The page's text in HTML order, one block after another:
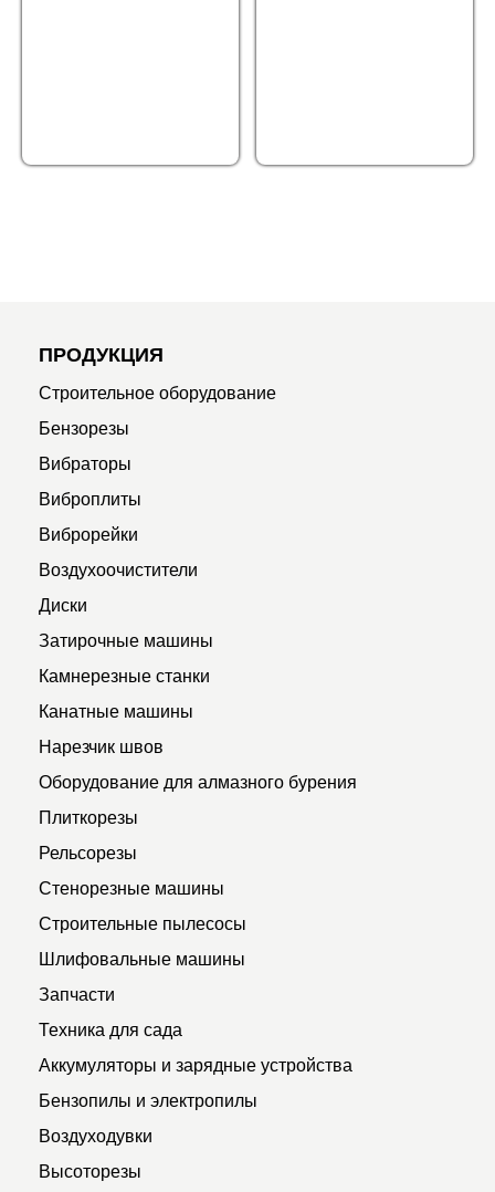
ПРОДУКЦИЯ
Строительное оборудование
Бензорезы
Вибраторы
Виброплиты
Виброрейки
Воздухоочистители
Диски
Затирочные машины
Камнерезные станки
Канатные машины
Нарезчик швов
Оборудование для алмазного бурения
Плиткорезы
Рельсорезы
Стенорезные машины
Строительные пылесосы
Шлифовальные машины
Запчасти
Техника для сада
Аккумуляторы и зарядные устройства
Бензопилы и электропилы
Воздуходувки
Высоторезы